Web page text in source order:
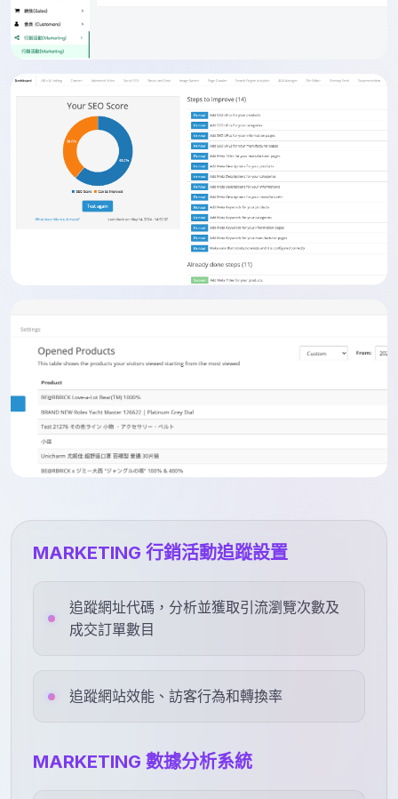
MARKETING 行銷活動追蹤設置
追蹤網址代碼，分析並獲取引流瀏覽次數及
成交訂單數目
追蹤網站效能、訪客行為和轉換率
MARKETING 數據分析系統